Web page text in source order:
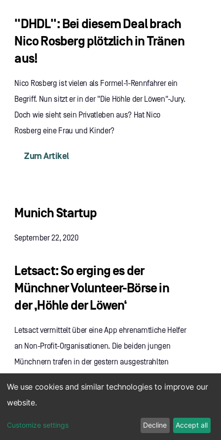
"DHDL": Bei diesem Deal brach
Nico Rosberg plötzlich in Tränen
aus!
Nico Rosberg ist vielen als Formel-1-Rennfahrer ein
Begriff. Nun sitzt er in der "Die Höhle der Löwen"-Jury.
Doch wie sieht sein Privatleben aus? Hat Nico
Rosberg eine Frau und Kinder?
Zum Artikel
Munich Startup
September 22, 2020
Letsact: So erging es der
Münchner Volunteer-Börse in
der ‚Höhle der Löwen‘
Letsact vermittelt über eine App ehrenamtliche Helfer
an Non-Profit-Organisationen. Die beiden jungen
Münchnern trafen in der gestern ausgestrahlten
Zum Artikel
We use cookies and similar technologies to improve our
website.
Customize settings Decline Accept all